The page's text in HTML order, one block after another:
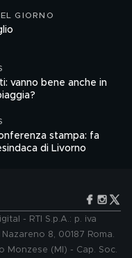
GIORNO
vanno bene anche in
stampa: fa
di Livorno
- RTI S.p.A.: p. iva
8, 00187 Roma.
Monzese (MI) - Cap. Soc.